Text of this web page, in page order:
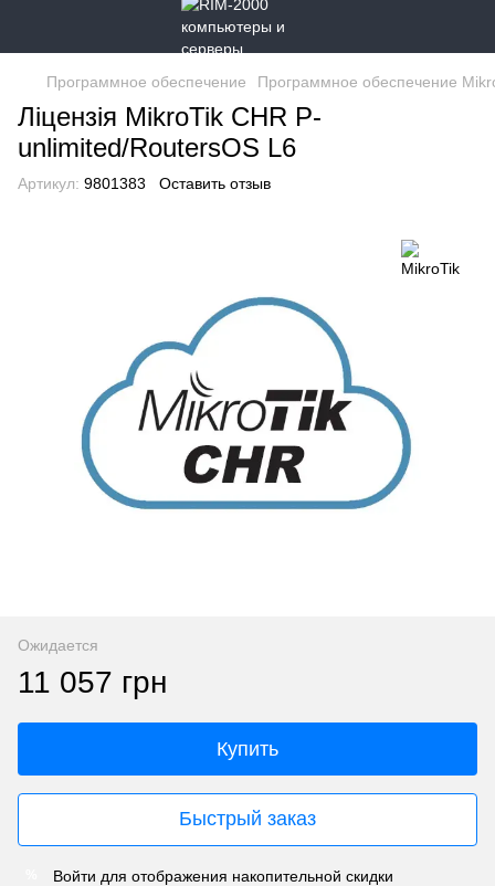
Программное обеспечение Программное обеспечение
Ліцензія MikroTik CHR P-
unlimited/RoutersOS L6
Артикул: 9801383 Оставить отзыв
Ожидается
11 057 грн
Купить
Быстрый заказ
Войти для отображения накопительной скидки